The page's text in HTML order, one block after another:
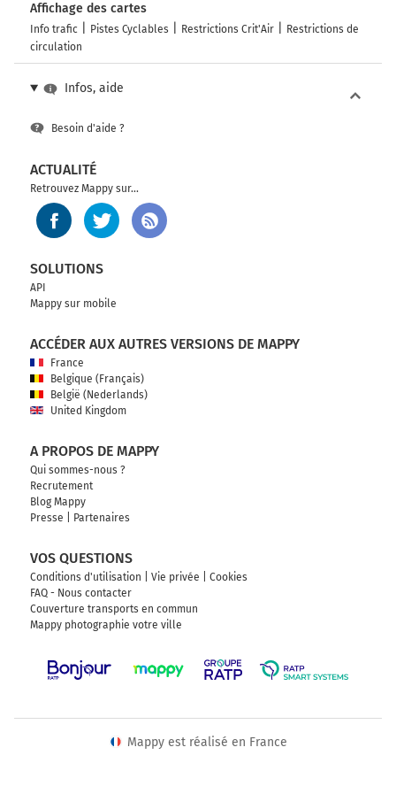
Affichage des cartes
Info trafic Pistes Cyclables Restrictions Crit'Air
Restrictions de
circulation
Infos, aide
Besoin d'aide ?
ACTUALITÉ
Retrouvez Mappy sur...
SOLUTIONS
API
Mappy sur mobile
ACCÉDER AUX AUTRES VERSIONS DE MAPPY
France
Belgique (Français)
België (Nederlands)
United Kingdom
A PROPOS DE MAPPY
Qui sommes-nous ?
Recrutement
Blog Mappy
Presse
Partenaires
VOS QUESTIONS
Conditions d'utilisation Vie privée
Cookies
FAQ - Nous contacter
Couverture transports en commun
Mappy photographie votre ville
Mappy est réalisé en France